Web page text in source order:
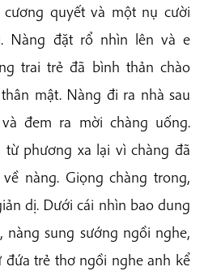
quyết và một nụ cười
Nàng đặt rổ nhìn lên và e
trai trẻ đã bình thản chào
mật. Nàng đi ra nhà sau
đem ra mời chàng uống.
từ phương xa lại vì chàng đã
nàng. Giọng chàng trong,
dị. Dưới cái nhìn bao dung
nàng sung sướng ngồi nghe,
đứa trẻ thơ ngồi nghe anh kể